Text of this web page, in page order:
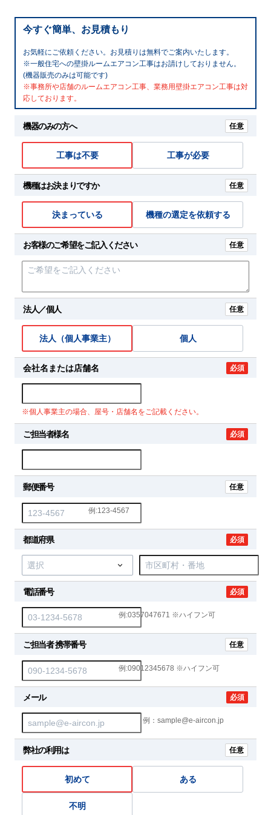
今すぐ簡単、お見積もり
お気軽にご依頼ください。お見積りは無料でご案内いたします。
※一般住宅への壁掛ルームエアコン工事はお請けしておりません。
(機器販売のみは可能です)
※事務所や店舗のルームエアコン工事、業務用壁掛エアコン工事は対
応しております。
機器のみの方へ 任意
工事は不要 工事が必要
機種はお決まりですか 任意
決まっている 機種の選定を依頼する
お客様のご希望をご記入ください 任意
法人／個人 任意
法人（個人事業主） 個人
会社名または店舗名 必須
※個人事業主の場合、屋号・店舗名をご記載ください。
ご担当者様名 必須
郵便番号 任意
例:123-4567
都道府県 必須
電話番号 必須
例:0357047671 ※ハイフン可
ご担当者 携帯番号 任意
例:09012345678 ※ハイフン可
メール 必須
例：sample@e-aircon.jp
弊社の利用は 任意
初めて ある
不明